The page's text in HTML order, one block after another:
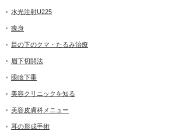
水光注射U225
痩身
目の下のクマ・たるみ治療
眉下切開法
眼瞼下垂
美容クリニックを知る
美容皮膚科メニュー
耳の形成手術